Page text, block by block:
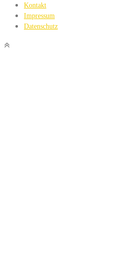
Kontakt
Impressum
Datenschutz